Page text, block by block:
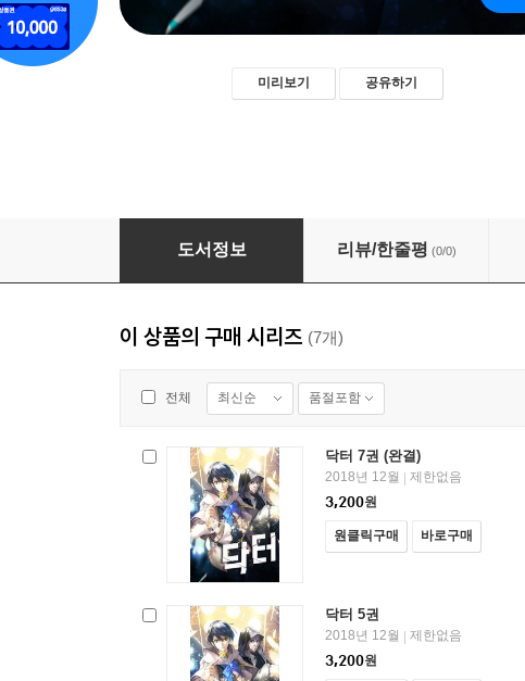
미리보기 공유하기
닥터 5권
도서정보 리뷰/한줄평 (0/0)
이 상품의 구매 시리즈 (7개)
전체 최신순 품절포함
닥터 7권 (완결)
2018년 12월
제한없음
3,200원
원클릭구매 바로구매
닥터 5권
2018년 12월
제한없음
3,200원